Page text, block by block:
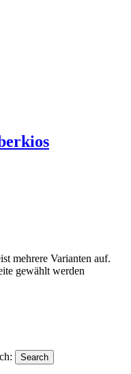
mehrere Varianten auf.
gewählt werden
Search